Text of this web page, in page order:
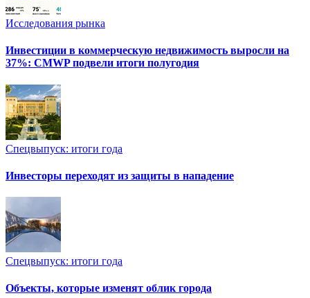
Исследования рынка
Инвестиции в коммерческую недвижимость выросли на
37%: CMWP подвели итоги полугодия
Спецвыпуск: итоги года
Инвесторы переходят из защиты в нападение
Спецвыпуск: итоги года
Объекты, которые изменят облик города